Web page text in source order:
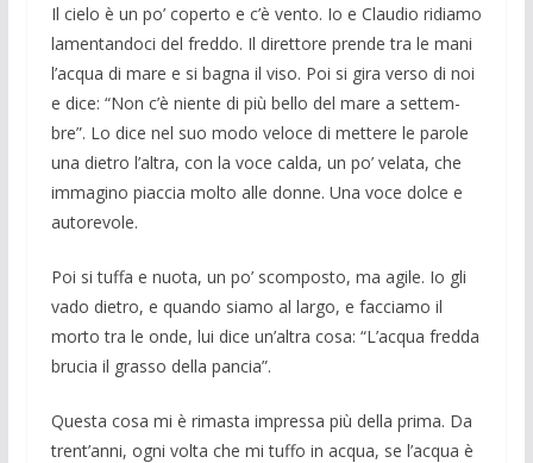
Il cielo è un po’ coperto e c’è vento. Io e Clau­dio ridiamo
lamentandoci del freddo. Il direttor­e prende tra le mani
l’acqua di mare e si ba­gna il viso. Poi si gira verso di noi
e dice: “Non c’è niente di più bello del mare a settem­
bre”. Lo dice nel suo modo veloce di mettere le parole
una dietro l’altra, con la voce calda, un po’ velata, che
immagino piaccia molto alle donne. Una voce dolce e
autorevole.
Poi si tuffa e nuota, un po’ scomposto, ma agile. Io gli
vado dietro, e quando siamo al lar­go, e facciamo il
morto tra le onde, lui dice un’altra cosa: “L’acqua fredda
brucia il grasso della pancia”.
Questa cosa mi è rimasta impressa più del­la prima. Da
trent’anni, ogni volta che mi tuffo in acqua, se l’acqua è